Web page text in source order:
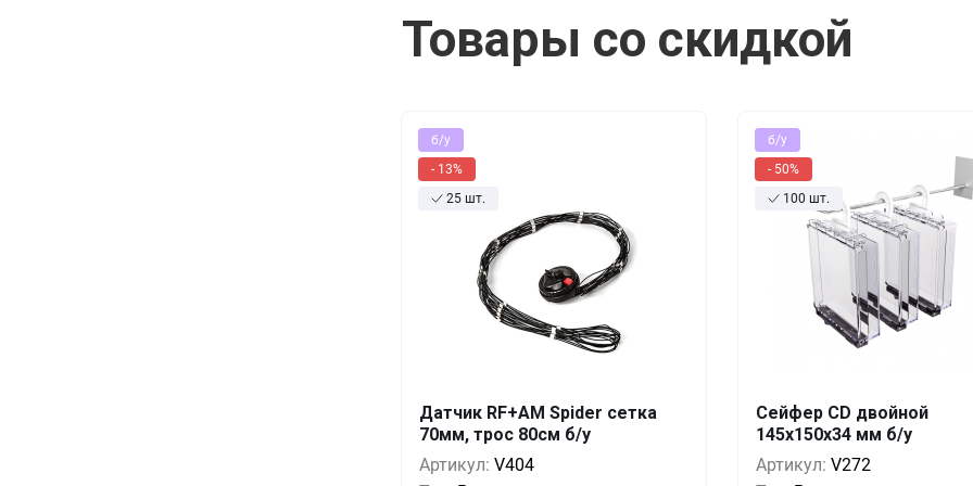
Товары со скидкой
б/у
- 13%
25 шт.
Датчик RF+AM Spider сетка
70мм, трос 80см б/у
Артикул: V404
Кол-во Выгода За 1 шт.
10+ 0%
б/у
- 50%
100 шт.
Сейфер CD двойной
145х150х34 мм б/у
Артикул: V272
Кол-во Выгода
10+ 0%